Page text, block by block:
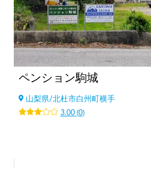
ペンション駒城
山梨県/北杜市白州町横手
3.00(0)